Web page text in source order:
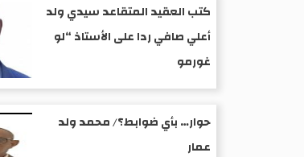
كتب العقيد المتقاعد سيدي ولد
أعلي صافي ردا على الأستاذ “لو
غورمو
حوار… بأي ضوابط؟/ محمد ولد
عمار